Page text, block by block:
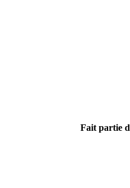
Fait partie